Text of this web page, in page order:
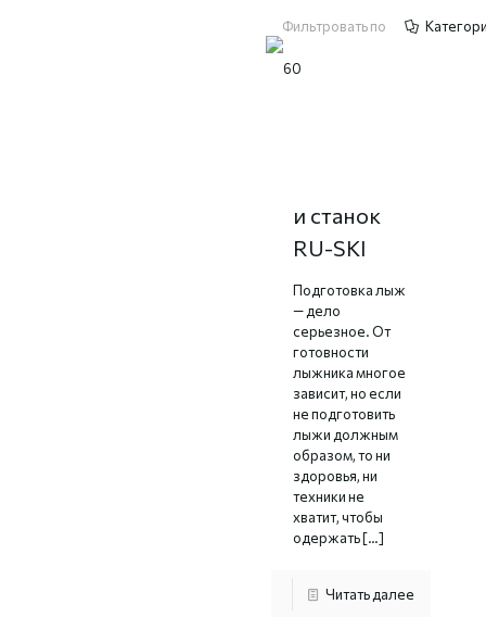
Фильтровать по
и станок
RU-SKI
Подготовка лыж
— дело
серьезное. От
готовности
лыжника многое
зависит, но если
не подготовить
лыжи должным
образом, то ни
здоровья, ни
техники не
хватит, чтобы
одержать[…]
Читать далее